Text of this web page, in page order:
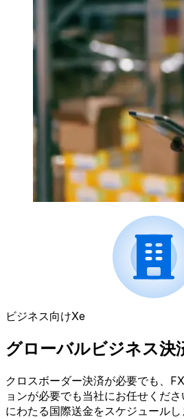
ビジネス向けXe
グローバルビジネス決
クロスボーダー決済が必要でも、
ョンが必要でも当社にお任せくだ
にわたる国際送金をスケジュールし